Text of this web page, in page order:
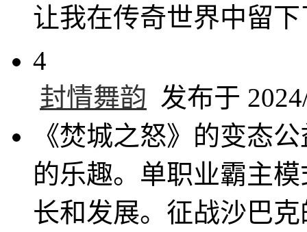
让我在传奇世界中留
4
封情舞韵 发布于
《焚城之怒》的变态
的乐趣。单职业霸主
长和发展。征战沙巴